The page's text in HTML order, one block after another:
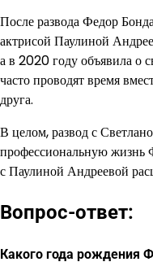
После развода Федор
актрисой Паулиной
а в 2020 году объявила о
часто проводят время
друга.
В целом, развод с
профессиональную жизнь
с Паулиной Андреевой
Вопрос-ответ:
Какого года рождения